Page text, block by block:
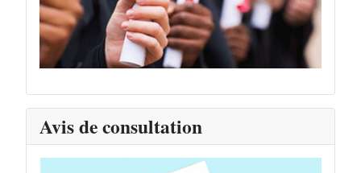
Avis de consultation